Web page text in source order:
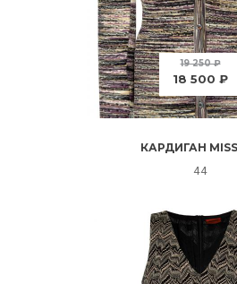
19 250 ₽
18 500 ₽
КАРДИГАН
44